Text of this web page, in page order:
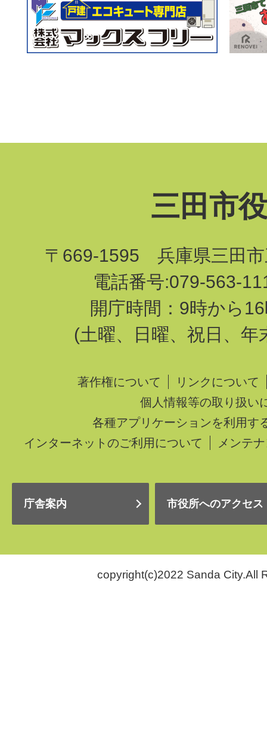
三田市
〒669-1595 兵庫県三田市
電話番号:079-563-
開庁時間：9時から
(土曜、日曜、祝日、年
著作権について
リンクについて
個人情報等の取り扱い
各種アプリケーションを利用す
インターネットのご利用について
メンテ
庁舎案内 市役所へのアクセス
copyright(c)2022 Sanda City.All